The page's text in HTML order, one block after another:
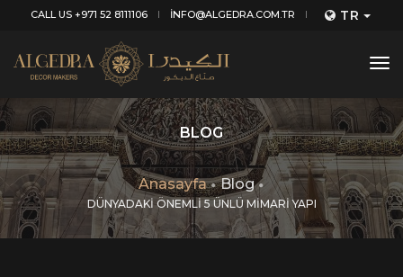
CALL US +971 52 8111106 INFO@ALGEDRA.COM.TR TR
BLOG
Anasayfa Blog
DÜNYADAKİ ÖNEMLİ 5 ÜNLÜ MİMARİ YAPI